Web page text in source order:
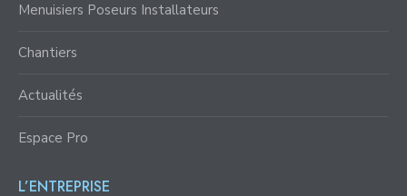
Menuisiers Poseurs Installateurs
Chantiers
Actualités
Espace Pro
L’ENTREPRISE